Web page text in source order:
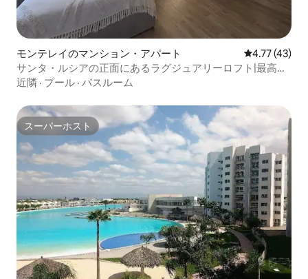
モンテレイのマンション・アパート レビュー43
4.77 (43)
サンタ・ルシアの正面にあるラグジュアリーロフト|最高の
ロケーション
近隣 · プール · バスルーム
スーパーホスト
スーパーホスト